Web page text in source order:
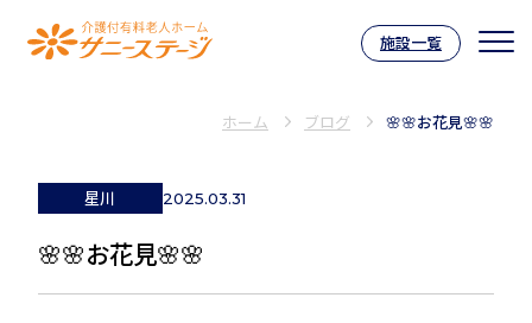
介護付有料老人ホーム サニーステー
施設一覧
ホーム ブログ 🌸🌸お花見🌸🌸
星川 2025.03.31
🌸🌸お花見🌸🌸